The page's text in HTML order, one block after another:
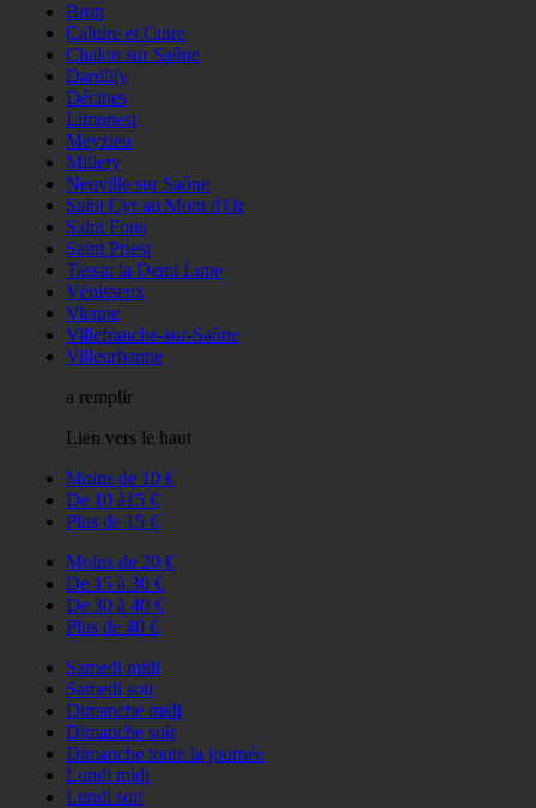
Bron
Caluire et Cuire
Chalon sur Saône
Dardilly
Décines
Limonest
Meyzieu
Millery
Neuville sur Saône
Saint Cyr au Mont d'Or
Saint Fons
Saint Priest
Tassin la Demi Lune
Vénisseux
Vienne
Villefranche-sur-Saône
Villeurbanne
a remplir
Lien vers le haut
Moins de 10 €
De 10 à15 €
Plus de 15 €
Moins de 20 €
De 15 à 30 €
De 30 à 40 €
Plus de 40 €
Samedi midi
Samedi soir
Dimanche midi
Dimanche soir
Dimanche toute la journée
Lundi midi
Lundi soir